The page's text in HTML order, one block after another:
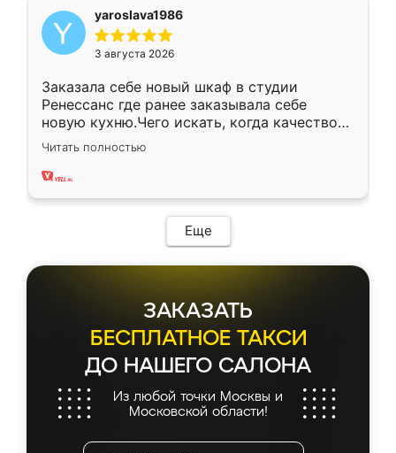
yaroslava1986
3 августа 2026
Заказала себе новый шкаф в студии
Ренессанс где ранее заказывала себе
новую кухню.Чего искать, когда качеством
вполне довольна. Служит кухня уже почти
два года, нареканий нет.
Читать полностью
Еще
ЗАКАЗАТЬ
БЕСПЛАТНОЕ ТАКСИ
ДО НАШЕГО САЛОНА
Из любой точки Москвы и
Московской области!